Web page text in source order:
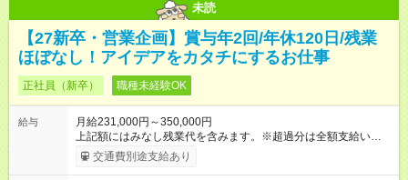
未読
【27新卒・営業企画】賞与年2回/年休120日/残業
ほぼなし！アイデアをカタチにするお仕事
正社員（新卒） 職種未経験OK
給与
月給231,000円～350,000円
上記額にはみなし残業代を含みます。※超過分は全額支給いたし
ます。 みなし残業代 24,000円 ～ 37,000円／月 みなし残業時
間 15時間／月 【給与】 月給： 大卒・院卒 ：243，000
交通費別途支給あり